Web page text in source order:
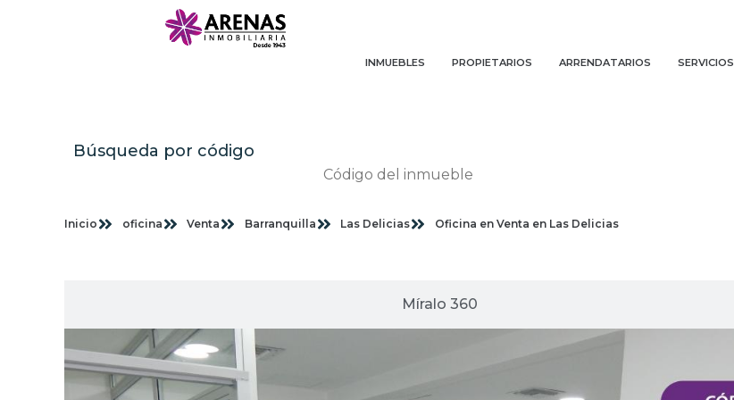
INMUEBLES PROPIETARIOS ARRENDATARIOS SERVICIOS
Búsqueda por código
Inicio oficina Venta Barranquilla Las Delicias Oficina en Venta en Las Delicias
Míralo 360